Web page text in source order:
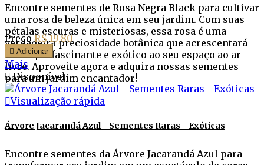
Encontre sementes de Rosa Negra Black para cultivar
uma rosa de beleza única em seu jardim. Com suas
pétalas escuras e misteriosas, essa rosa é uma
verdadeira preciosidade botânica que acrescentará
um toque fascinante e exótico ao seu espaço ao ar
livre. Aproveite agora e adquira nossas sementes
para um jardim encantador!
Preço R$ 19,80
 Adicionar
Mais
Disponível
Visualização rápida
Árvore Jacarandá Azul - Sementes Raras - Exóticas
Encontre sementes da Árvore Jacarandá Azul para